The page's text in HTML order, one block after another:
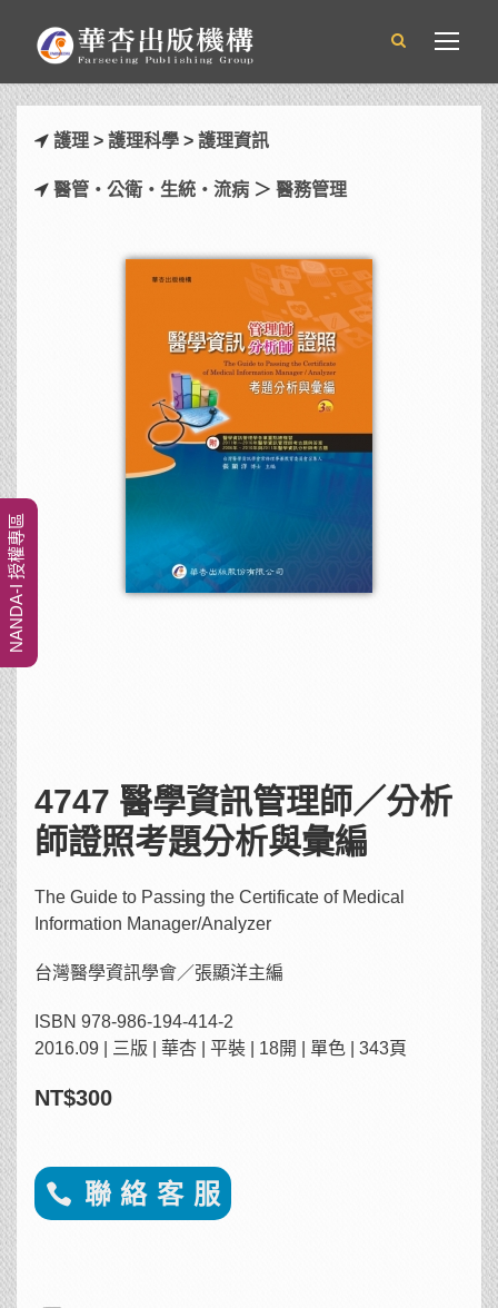
護理 > 護理科學 > 護理資訊
醫管‧公衛‧生統‧流病 ＞ 醫務管理
4747 醫學資訊管理師／分析
師證照考題分析與彙編
The Guide to Passing the Certificate of Medical
Information Manager/Analyzer
台灣醫學資訊學會／張顯洋主編
ISBN 978-986-194-414-2
2016.09 | 三版 | 華杏 | 平裝 | 18開 | 單色 | 343頁
NT$300
聯 絡 客 服
NANDA-I 授權專區